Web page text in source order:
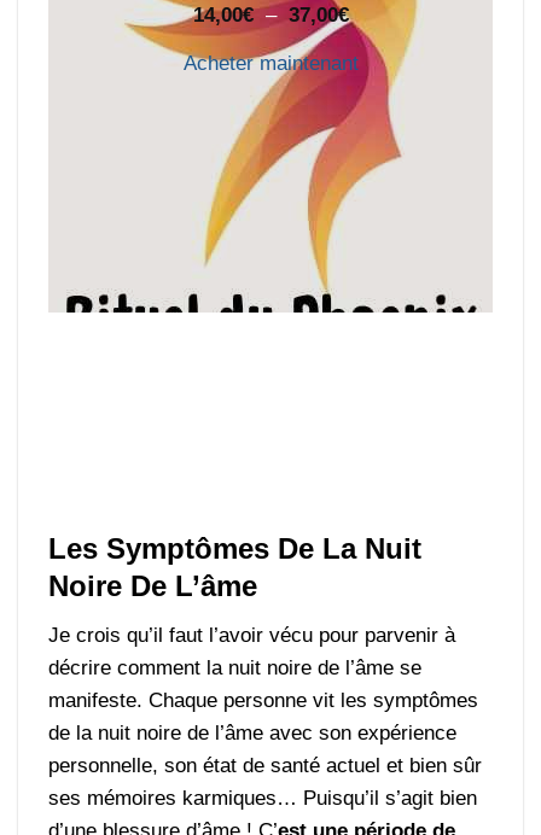
14,00€ – 37,00€Plage
de
prix :
14,00€
à
37,00€
Acheter maintenant
Les Symptômes De La Nuit
Noire De L’âme
Je crois qu’il faut l’avoir vécu pour parvenir à
décrire comment la nuit noire de l’âme se
manifeste. Chaque personne vit les symptômes
de la nuit noire de l’âme avec son expérience
personnelle, son état de santé actuel et bien sûr
ses mémoires karmiques… Puisqu’il s’agit bien